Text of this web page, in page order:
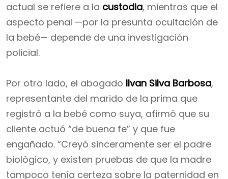
actual se refiere a la custodia, mientras que el
aspecto penal —por la presunta ocultación de
la bebé— depende de una investigación
policial.
Por otro lado, el abogado Ilvan Silva Barbosa,
representante del marido de la prima que
registró a la bebé como suya, afirmó que su
cliente actuó “de buena fe” y que fue
engañado. “Creyó sinceramente ser el padre
biológico, y existen pruebas de que la madre
tampoco tenía certeza sobre la paternidad en